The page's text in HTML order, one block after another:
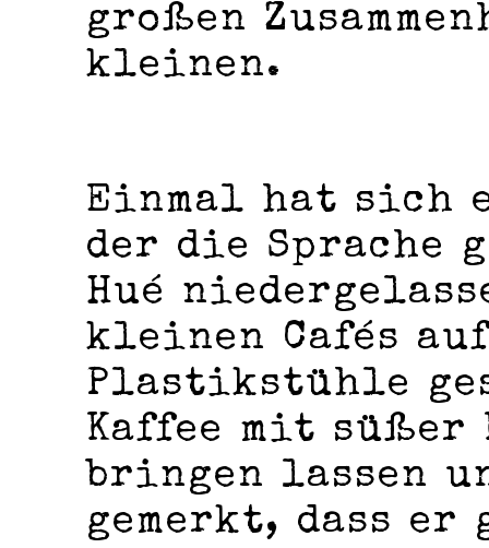
großen
kleinen.
Einmal hat sich
der die Sprache
Hué
kleinen Cafés
Plastikstühle
Kaffee mit süßer
bringen lassen
gemerkt, dass